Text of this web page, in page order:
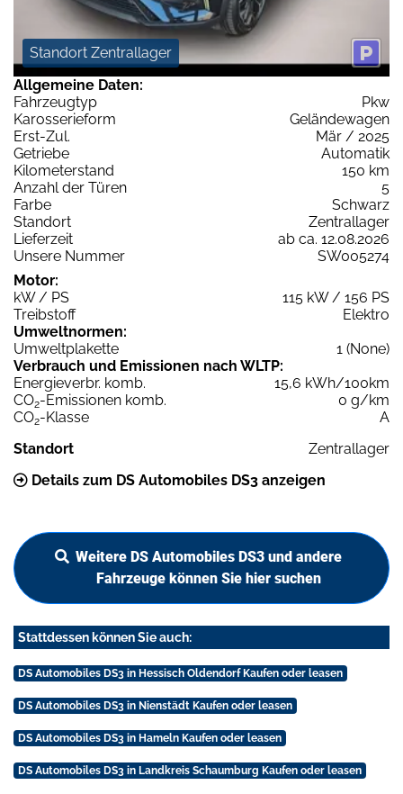
Standort Zentrallager
Allgemeine Daten:
Fahrzeugtyp
Pkw
Karosserieform
Geländewagen
Erst-Zul.
Mär / 2025
Getriebe
Automatik
Kilometerstand
150 km
Anzahl der Türen
5
Farbe
Schwarz
Standort
Zentrallager
Lieferzeit
ab ca. 12.08.2026
Unsere Nummer
SW005274
Motor:
kW / PS
115 kW / 156 PS
Treibstoff
Elektro
Umweltnormen:
Umweltplakette
1 (None)
Verbrauch und Emissionen nach WLTP:
Energieverbr. komb.
15,6 kWh/100km
CO2-Emissionen komb.
0 g/km
CO2-Klasse
A
Standort
Zentrallager
Details zum DS Automobiles DS3 anzeigen
Weitere DS Automobiles DS3 und andere
Fahrzeuge können Sie hier suchen
Stattdessen können Sie auch:
DS Automobiles DS3 in Hessisch Oldendorf Kaufen oder leasen
DS Automobiles DS3 in Nienstädt Kaufen oder leasen
DS Automobiles DS3 in Hameln Kaufen oder leasen
DS Automobiles DS3 in Landkreis Schaumburg Kaufen oder leasen